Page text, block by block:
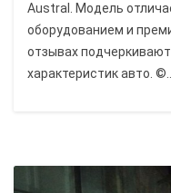
Austral. Модель
оборудованием и
отзывах
характеристик авто. ©...